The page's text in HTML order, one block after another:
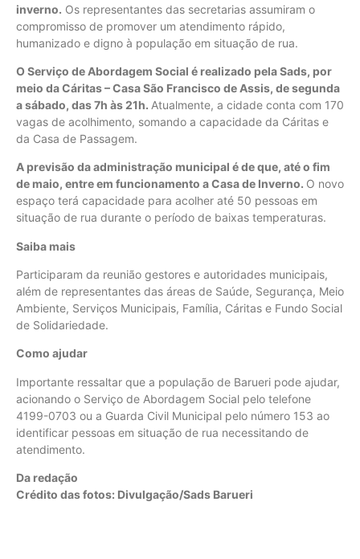
inverno. Os representantes das secretarias assumiram o
compromisso de promover um atendimento rápido,
humanizado e digno à população em situação de rua.
O Serviço de Abordagem Social é realizado pela Sads, por
meio da Cáritas – Casa São Francisco de Assis, de segunda
a sábado, das 7h às 21h. Atualmente, a cidade conta com 170
vagas de acolhimento, somando a capacidade da Cáritas e
da Casa de Passagem.
A previsão da administração municipal é de que, até o fim
de maio, entre em funcionamento a Casa de Inverno. O novo
espaço terá capacidade para acolher até 50 pessoas em
situação de rua durante o período de baixas temperaturas.
Saiba mais
Participaram da reunião gestores e autoridades municipais,
além de representantes das áreas de Saúde, Segurança, Meio
Ambiente, Serviços Municipais, Família, Cáritas e Fundo Social
de Solidariedade.
Como ajudar
Importante ressaltar que a população de Barueri pode ajudar,
acionando o Serviço de Abordagem Social pelo telefone
4199-0703 ou a Guarda Civil Municipal pelo número 153 ao
identificar pessoas em situação de rua necessitando de
atendimento.
Da redação
Crédito das fotos: Divulgação/Sads Barueri